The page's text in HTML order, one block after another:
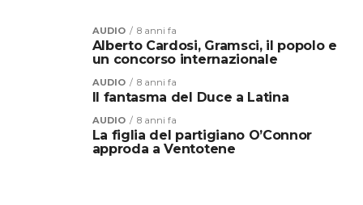
AUDIO 8 anni fa
Alberto Cardosi, Gramsci, il popolo e
un concorso internazionale
AUDIO 8 anni fa
Il fantasma del Duce a Latina
AUDIO 8 anni fa
La figlia del partigiano O’Connor
approda a Ventotene